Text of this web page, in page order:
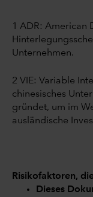
1 ADR: American
Unternehmen.
2 VIE: Variable
chinesisches
gründet, um im
ausländische
Risikofaktoren,
Dieses